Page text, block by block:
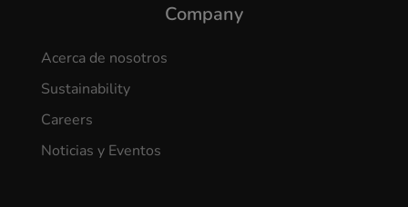
Company
Acerca de nosotros
Sustainability
Careers
Noticias y Eventos